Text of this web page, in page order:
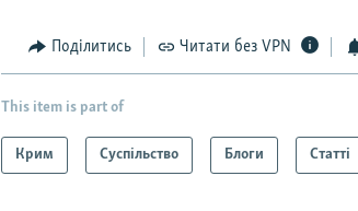
Поділитись Читати без VPN
This item is part of
Крим Суспільство Блоги Статті